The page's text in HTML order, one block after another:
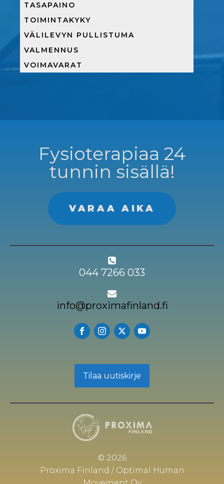
TASAPAINO
TOIMINTAKYKY
VÄLILEVYN PULLISTUMA
VALMENNUS
VOIMAVARAT
Fysioterapiaa 24
tunnin sisällä!
VARAA AIKA
044 7266 033
info@proximafinland.fi
Tilaa uutiskirje
© 2026
Proxima Finland / Optimal Human